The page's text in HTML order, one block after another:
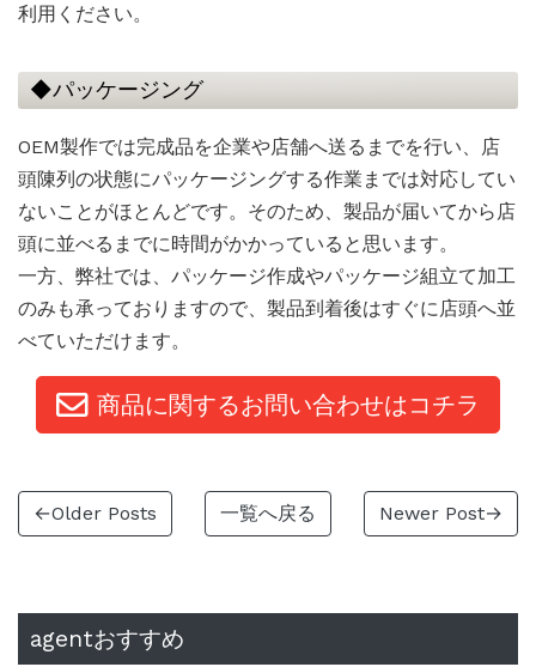
利用ください。
◆パッケージング
OEM製作では完成品を企業や店舗へ送るまでを行い、店
頭陳列の状態にパッケージングする作業までは対応してい
ないことがほとんどです。そのため、製品が届いてから店
頭に並べるまでに時間がかかっていると思います。
一方、弊社では、パッケージ作成やパッケージ組立て加工
のみも承っておりますので、製品到着後はすぐに店頭へ並
べていただけます。
商品に関するお問い合わせはコチラ
←Older Posts 一覧へ戻る Newer Post→
agentおすすめ